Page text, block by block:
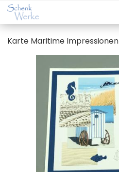
Karte Ma­ri­ti­me Im­pres­sio­nen